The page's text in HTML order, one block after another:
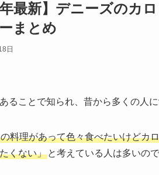
年最新】デニーズのカ
まとめ
日
ることで知られ、昔から多くの人
料理があって色々食べたいけどカ
くない」 と考えている人は多いの